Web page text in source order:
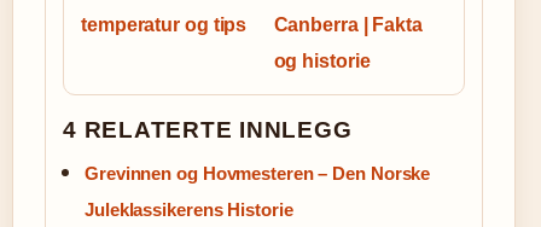
temperatur og tips
Canberra | Fakta
og historie
4 RELATERTE INNLEGG
Grevinnen og Hovmesteren – Den Norske
Juleklassikerens Historie